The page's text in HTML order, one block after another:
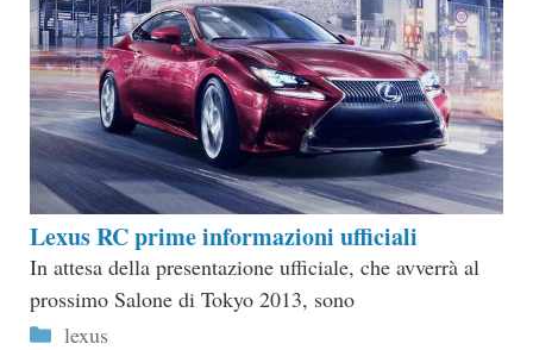
Lexus RC prime informazioni ufficiali
In attesa della presentazione ufficiale, che avverrà al
prossimo Salone di Tokyo 2013, sono
Categorie
lexus